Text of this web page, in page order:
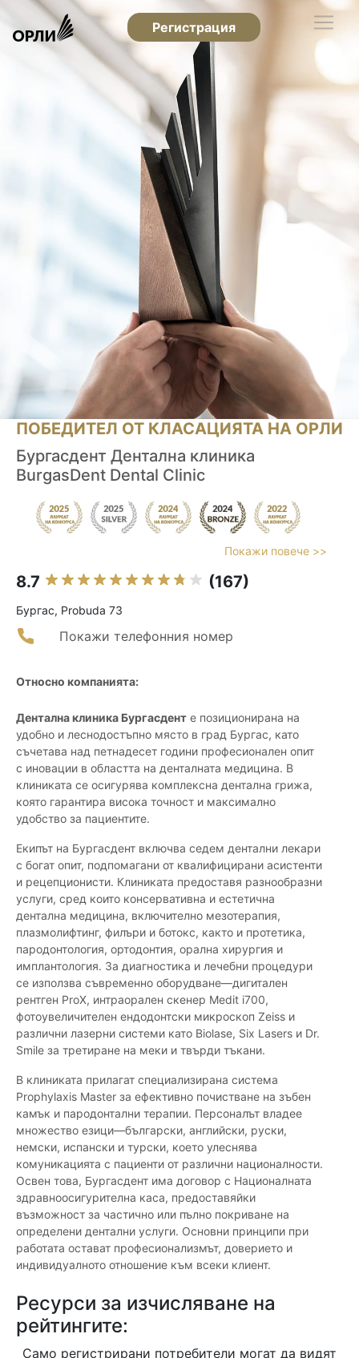
Регистрация
ПОБЕДИТЕЛ ОТ КЛАСАЦИЯТА НА ОРЛИ
Бургасдент Дентална клиника
BurgasDent Dental Clinic
Покажи повече >>
8.7 (167)
Бургас, Probuda 73
Покажи телефонния номер
Относно компанията:
Дентална клиника Бургасдент е позиционирана на
удобно и леснодостъпно място в град Бургас, като
съчетава над петнадесет години професионален опит
с иновации в областта на денталната медицина. В
клиниката се осигурява комплексна дентална грижа,
която гарантира висока точност и максимално
удобство за пациентите.
Екипът на Бургасдент включва седем дентални лекари
с богат опит, подпомагани от квалифицирани асистенти
и рецепционисти. Клиниката предоставя разнообразни
услуги, сред които консервативна и естетична
дентална медицина, включително мезотерапия,
плазмолифтинг, филъри и ботокс, както и протетика,
пародонтология, ортодонтия, орална хирургия и
имплантология. За диагностика и лечебни процедури
се използва съвременно оборудване—дигитален
рентген ProX, интраорален скенер Medit i700,
фотоувеличителен ендодонтски микроскоп Zeiss и
различни лазерни системи като Biolase, Six Lasers и Dr.
Smile за третиране на меки и твърди тъкани.
В клиниката прилагат специализирана система
Prophylaxis Master за ефективно почистване на зъбен
камък и пародонтални терапии. Персоналът владее
множество езици—български, английски, руски,
немски, испански и турски, което улеснява
комуникацията с пациенти от различни националности.
Освен това, Бургасдент има договор с Националната
здравноосигурителна каса, предоставяйки
възможност за частично или пълно покриване на
определени дентални услуги. Основни принципи при
работата остават професионализмът, доверието и
индивидуалното отношение към всеки клиент.
Ресурси за изчисляване на
рейтингите:
Само регистрирани потребители могат да видят